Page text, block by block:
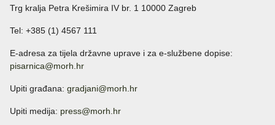
Trg kralja Petra Krešimira IV br. 1 10000 Zagreb
Tel: +385 (1) 4567 111
E-adresa za tijela državne uprave i za e-službene dopise:
pisarnica@morh.hr
Upiti građana: gradjani@morh.hr
Upiti medija: press@morh.hr